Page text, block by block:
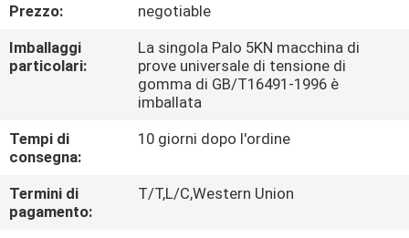
CONTROLLO
DI
CONTATTICI
NOTIZIE
Prezzo:
negotiable
Imballaggi
particolari:
La singola Palo 5KN macchina di
prove universale di tensione di
gomma di GB/T16491-1996 è
imballata
Tempi di
consegna:
10 giorni dopo l'ordine
Termini di
pagamento:
T/T,L/C,Western Union